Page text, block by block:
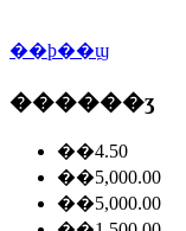
��ϸ��ϣ
������ʒ
��4.50
��5,000.00
��5,000.00